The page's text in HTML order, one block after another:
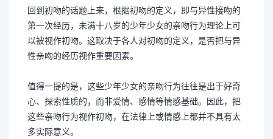
回到初吻的话题上来，根据初吻的定义，即与异性接吻的
第一次经历，未满十八岁的少年少女的亲吻行为理论上可
以被视作初吻。这取决于各人对初吻的定义，是否把与异
性亲吻的经历视作重要因素。
值得一提的是，这些少年少女的亲吻行为往往是出于好奇
心、探索性质的，而非爱情、感情等情感基础。因此，把
这些亲吻行为视作初吻，在法律上或情感上都并不具有太
多实际意义。